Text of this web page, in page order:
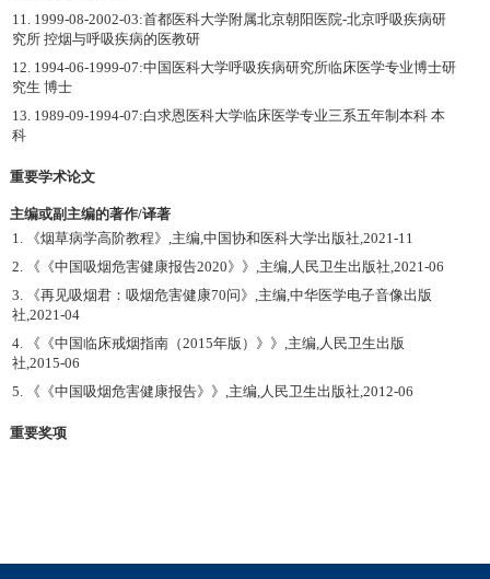
11. 1999-08-2002-03:首都医科大学附属北京朝阳医院-北京呼吸疾病研
究所 控烟与呼吸疾病的医教研
12. 1994-06-1999-07:中国医科大学呼吸疾病研究所临床医学专业博士研
究生 博士
13. 1989-09-1994-07:白求恩医科大学临床医学专业三系五年制本科 本
科
重要学术论文
主编或副主编的著作/译著
1. 《烟草病学高阶教程》,主编,中国协和医科大学出版社,2021-11
2. 《《中国吸烟危害健康报告2020》》,主编,人民卫生出版社,2021-06
3. 《再见吸烟君：吸烟危害健康70问》,主编,中华医学电子音像出版
社,2021-04
4. 《《中国临床戒烟指南（2015年版）》》,主编,人民卫生出版
社,2015-06
5. 《《中国吸烟危害健康报告》》,主编,人民卫生出版社,2012-06
重要奖项